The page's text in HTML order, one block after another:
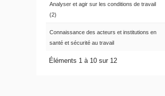
Analyser et agir sur les conditions de travail
(2)
Connaissance des acteurs et institutions en
santé et sécurité au travail
Éléments 1 à 10 sur 12